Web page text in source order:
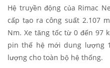
Hệ truyền động của Rimac
cấp tạo ra công suất 2.107
Nm. Xe tăng tốc từ 0 đến 97
pin thế hệ mới dung lượng
lượng cho toàn bộ hệ thống.